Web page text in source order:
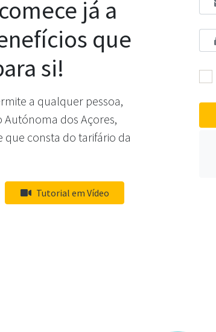
já a
que
si!
a qualquer pessoa,
Autónoma dos Açores,
que consta do tarifário da
Tutorial em Vídeo